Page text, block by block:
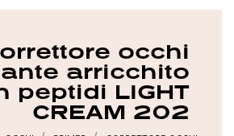
occhi
arricchito
peptidi LIGHT
CREAM 202